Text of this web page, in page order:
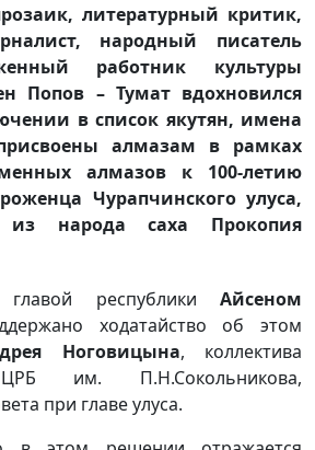
литературный критик,
народный писатель
работник культуры
Попов – Тумат вдохновился
в список якутян, имена
алмазам в рамках
алмазов к 100-летию
Чурапчинского улуса,
из народа саха Прокопия
республики Айсеном
ходатайство об этом
Ноговицына, коллектива
им. П.Н.Сокольникова,
при главе улуса.